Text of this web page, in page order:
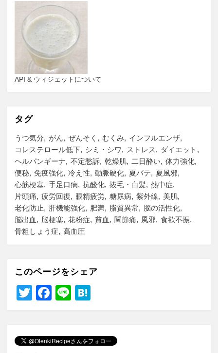
API & ウィジェットについて
タグ
うつ気分 がん ぜんそく むくみ
インフルエンザ
コレステロール低下
シミ・シワ ストレス
ダイエット
ヘルパンギーナ
不定愁訴 乾燥肌 二日酔い
体力強化
便秘 免疫強化 冷え性 動脈硬化 夏バテ
夏風邪
心筋梗塞 手足口病 抗酸化 抜毛・白髪 熱中症
片頭痛
疲労回復 眼精疲労 糖尿病 紫外線
美肌
老化防止
肝機能強化 肥満 脂質異常
脳の活性化
脳出血
脳梗塞 花粉症 貧血 関節痛 風邪 食欲不振
骨粗しょう症
高血圧
このページをシェア
T
er
F
e
Li
n